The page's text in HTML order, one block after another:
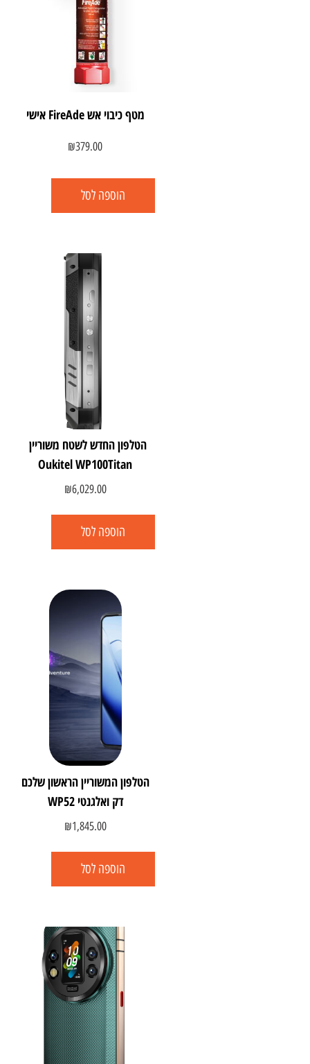
מטף כיבוי אש FireAde אישי
₪379.00
הוספה לסל
הטלפון החדש לשטח משוריין
Oukitel WP100Titan
₪6,029.00
הוספה לסל
הטלפון המשוריין הראשון שלכם
דק ואלגנטי WP52
₪1,845.00
הוספה לסל